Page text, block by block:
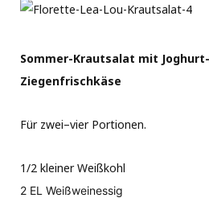
Sommer-Krautsalat mit
Ziegenfrischkäse
Für zwei–vier Portionen.
1/2 kleiner Weißkohl
2 EL Weißweinessig